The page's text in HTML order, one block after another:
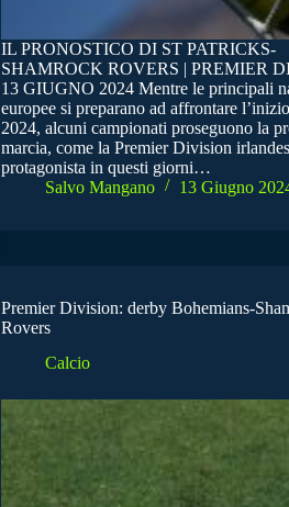
IL PRONOSTICO DI ST PATRICKS-
SHAMROCK ROVERS | PREMIER
13 GIUGNO 2024 Mentre le principali
europee si preparano ad affrontare
2024, alcuni campionati proseguono la
marcia, come la Premier Division
protagonista in questi giorni…
Salvo Mangano
13 Giugno
Premier Division: derby Bohemians-
Rovers
Calcio